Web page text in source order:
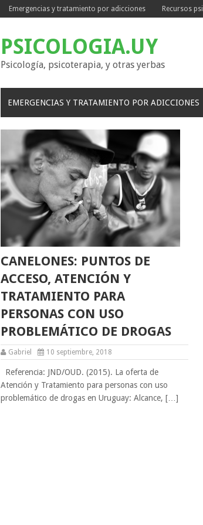
Emergencias y tratamiento por adicciones Recursos psi
PSICOLOGIA.UY
Psicología, psicoterapia, y otras yerbas
EMERGENCIAS Y TRATAMIENTO POR ADICCIONES
CANELONES: PUNTOS DE
ACCESO, ATENCIÓN Y
TRATAMIENTO PARA
PERSONAS CON USO
PROBLEMÁTICO DE DROGAS
Gabriel 10 septiembre, 2018
Referencia: JND/OUD. (2015). La oferta de
Atención y Tratamiento para personas con uso
problemático de drogas en Uruguay: Alcance, […]